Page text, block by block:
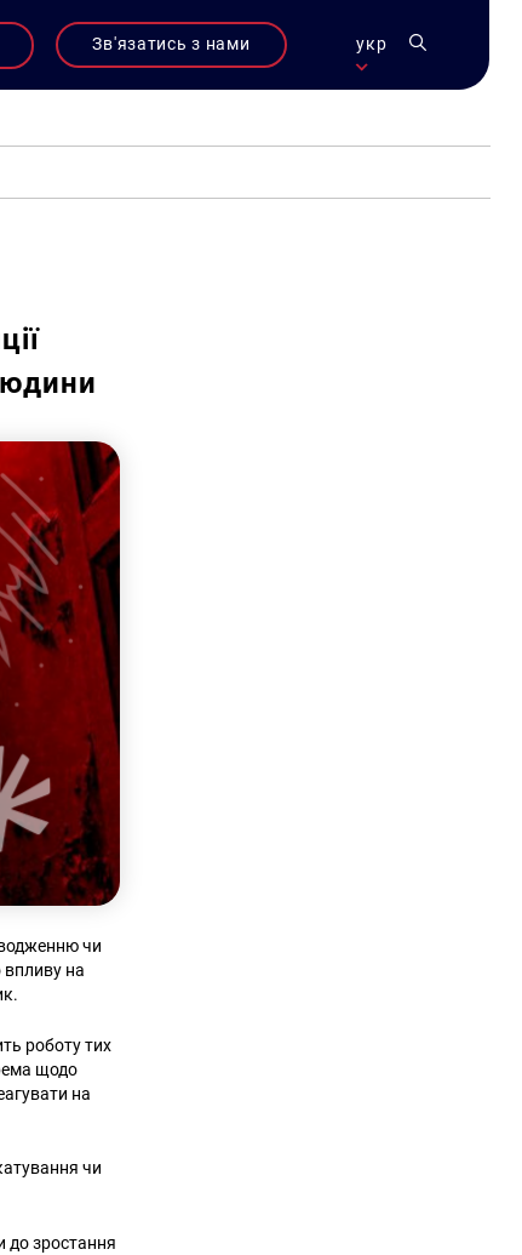
Зв'язатись з нами укр
чи
впливу на
роботу тих
щодо
на
чи
до зростання